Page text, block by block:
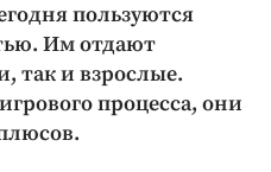
пользуются
Им отдают
так и взрослые.
процесса, они